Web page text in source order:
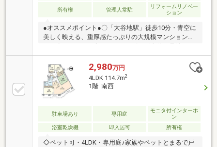
所有権 管理人常駐
リフォームリノベー
ション
●オススメポイント●〇「大谷地駅」徒歩10分・青空に
美しく映える、重厚感たっぷりの大規模マンションで
開放的なレイアウトです！お料理中もリビングにいる
お子様と会話を楽しめます〇リビングに隣接した和室
は、お子様の遊び場やお昼寝スペースとしても大活躍
します！〇大きな窓から温かな光がたっぷりと差し込
む、開放感あふれるリビングです！どんな家具を置い
約有）です！愛するペットと一緒に暮らせます♪〇
広々とした空間で、家族みんなが思い思いのリラック
スタイムを過ごせます♪お気軽にお問合せくださいま
せ♪
2,980万円
4LDK 114.7m2
1階 南西
駐車場あり 専用庭
モニタ付インターホ
ン
浴室乾燥機
即入居可 所有権
◇ペット可・4LDK・専用庭♪家族やペットとまるで戸